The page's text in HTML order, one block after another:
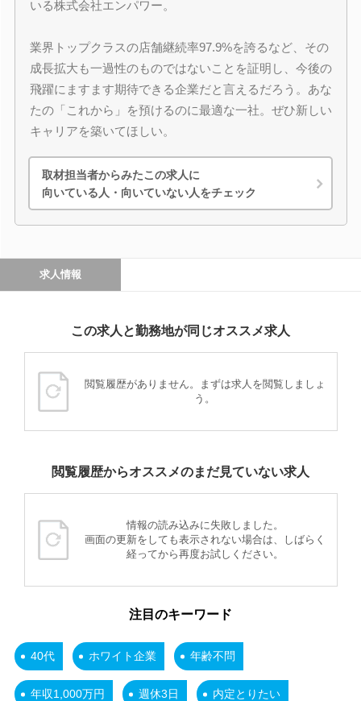
いる株式会社エンパワー。
業界トップクラスの店舗継続率97.9%を誇るなど、その
成長拡大も一過性のものではないことを証明し、今後の
飛躍にますます期待できる企業だと言えるだろう。あな
たの「これから」を預けるのに最適な一社。ぜひ新しい
キャリアを築いてほしい。
取材担当者からみたこの求人に
向いている人・向いていない人をチェック
求人情報
この求人と勤務地が同じオススメ求人
閲覧履歴がありません。まずは求人を閲覧しましょ
う。
閲覧履歴からオススメのまだ見ていない求人
情報の読み込みに失敗しました。
画面の更新をしても表示されない場合は、しばらく
経ってから再度お試しください。
注目のキーワード
40代 ホワイト企業 年齢不問
年収1,000万円 週休3日 内定とりたい